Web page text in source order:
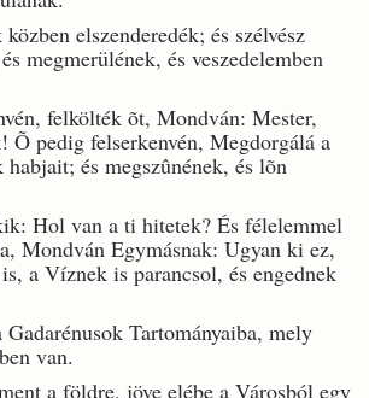
elszenderedék; és szélvész
megmerülének, és veszedelemben
felkölték õt, Mondván: Mester,
Õ pedig felserkenvén, Megdorgálá a
habjait; és megszûnének, és lõn
Hol van a ti hitetek? És félelemmel
Mondván Egymásnak: Ugyan ki ez,
a Víznek is parancsol, és engednek
Gadarénusok Tartományaiba, mely
van.
a földre, jöve elébe a Városból egy